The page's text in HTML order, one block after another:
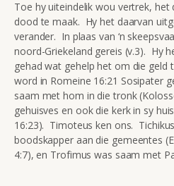
Toe hy uiteindelik wou vertrek, het
dood te maak. Hy het daarvan
verander. In plaas van ‘n
noord-Griekeland gereis (v.3). Hy
gehad wat gehelp het om die geld
word in Romeine 16:21 Sosipater
saam met hom in die tronk
gehuisves en ook die kerk in sy
16:23). Timoteus ken ons.
boodskapper aan die gemeentes
4:7), en Trofimus was saam met